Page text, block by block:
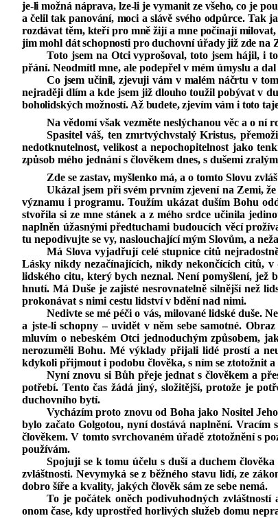
je‑li možná náprava, lze‑li je vymanit ze všeho, co je
a čelil tak panování, moci a slávě svého odpůrce. Tak
rozdávat těm, kteří pro mně žijí a mne počínají
jim mohl dát schopnosti pro duchovní úřady již zde na
Toto jsem na Otci vyprošoval, toto jsem hájil, i
přání. Neodmítl mne, ale podepřel v mém úmyslu a
Co jsem učinil, zjevuji vám v malém náčrtu v
nejraději dlím a kde jsem již dlouho toužil pobývat v
boholidských možností. Až budete, zjevím vám i toto
Na vědomí však vezměte neslýchanou věc a o ní
Spasitel váš, ten zmrtvýchvstalý Kristus,
nedotknutelnost, velikost a nepochopitelnost jako
způsob mého jednání s člověkem dnes, s dušemi
Zde se zastav, myšlenko má, a o tomto Slovu
Ukázal jsem při svém prvním zjevení na Zemi,
významu i programu. Toužím ukázat duším Bohu
stvořila si ze mne stánek a z mého srdce učinila
naplněn úžasnými předtuchami budoucích věcí
tu nepodivujte se vy, naslouchající mým Slovům, a
Má Slova vyjadřují celé stupnice citů
Lásky nikdy nezačínajících, nikdy nekončících citů,
lidského citu, který bych neznal. Není pomyšlení,
hnutí. Má Duše je zajisté nesrovnatelně silnější než
prokonávat s nimi cestu lidství v bdění nad nimi.
Nedivte se mé péči o vás, milované lidské duše.
a jste‑li schopny – uvidět v něm sebe samotné.
mluvím o nebeském Otci jednoduchým způsobem,
nerozuměli Bohu. Mé výklady přijali lidé prostí a
kdykoli přijmout i podobu člověka, s ním se ztotožnit
Nyní znovu si Bůh přeje jednat s člověkem a
potřebí. Tento čas žádá jiný, složitější, protože je
duchovního bytí.
Vycházím proto znovu od Boha jako Nositel
bylo začato Golgotou, nyní dostává naplnění. Vracím
člověkem. V tomto svrchovaném úřadě ztotožnění s
používám.
Spojuji se k tomu účelu s duší a duchem
zvláštnosti. Nevymyká se z běžného stavu lidí, ze
dobro šíře a kvality, jakých člověk sám ze sebe nemá.
To je počátek oněch podivuhodných
onom čase, kdy uprostřed horlivých služeb domu